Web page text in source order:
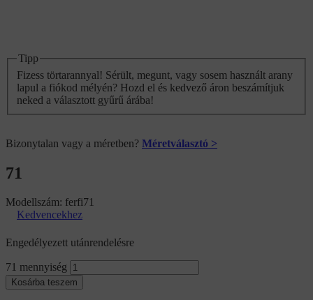
Tipp
Fizess törtarannyal! Sérült, megunt, vagy sosem használt arany
lapul a fiókod mélyén? Hozd el és kedvező áron beszámítjuk
neked a választott gyűrű árába!
Bizonytalan vagy a méretben? Méretválasztó >
71
Modellszám: ferfi71
Kedvencekhez
Engedélyezett utánrendelésre
71 mennyiség
Kosárba teszem